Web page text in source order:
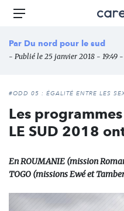
Aller
principal
média
des
Menu
Par Du nord pour le sud
- Publié le 25 janvier 2018 - 19:49
#ODD 05 : ÉGALITÉ ENTRE LES
Les
LE SUD 2018
En ROUMANIE (mission
TOGO (missions Ewé et